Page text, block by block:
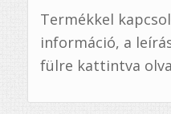
Termékkel
információ, a
fülre kattintva